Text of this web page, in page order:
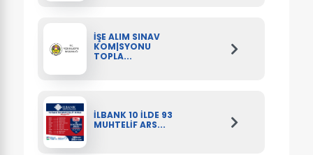
İŞE ALIM SINAV
KOM|SYONU
TOPLA...
İLBANK 10 İLDE 93
MUHTELİF ARS...